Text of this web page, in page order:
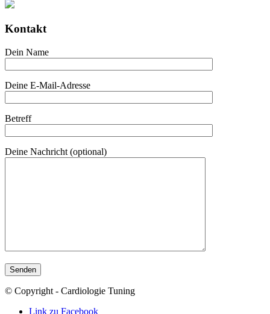
Kontakt
Dein Name
Deine E-Mail-Adresse
Betreff
Deine Nachricht (optional)
© Copyright - Cardiologie Tuning
Link zu Facebook